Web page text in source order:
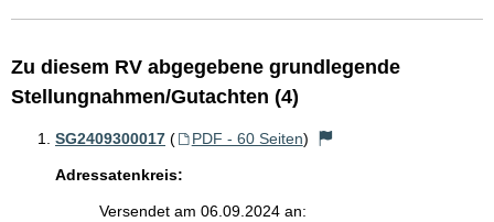
Zu diesem RV abgegebene grundlegende
Stellungnahmen/Gutachten (4)
SG2409300017 ( PDF - 60 Seiten)
Adressatenkreis:
Versendet am 06.09.2024 an: